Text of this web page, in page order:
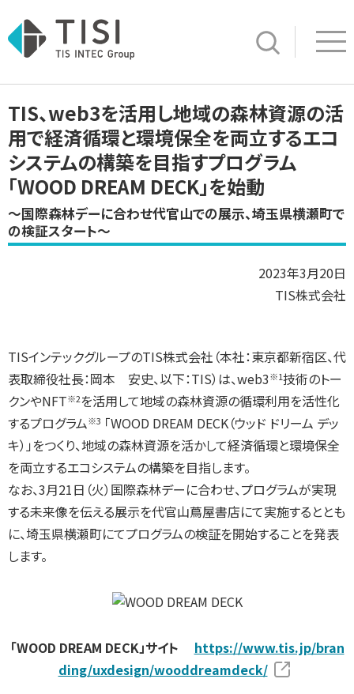
サイト内検索
TIS、web3を活用し地域の森林資源の活
用で経済循環と環境保全を両立するエコ
システムの構築を目指すプログラム
「WOOD DREAM DECK」を始動
～国際森林デーに合わせ代官山での展示、埼玉県横瀬町で
の検証スタート～
2023年3月20日
TIS株式会社
TISインテックグループのTIS株式会社（本社：東京都新宿区、代
表取締役社長：岡本 安史、以下：TIS）は、web3※1技術のトー
クンやNFT※2を活用して地域の森林資源の循環利用を活性化
するプログラム※3 「WOOD DREAM DECK（ウッド ドリーム デッ
キ）」をつくり、地域の森林資源を活かして経済循環と環境保全
を両立するエコシステムの構築を目指します。
なお、3月21日（火）国際森林デーに合わせ、プログラムが実現
する未来像を伝える展示を代官山蔦屋書店にて実施するととも
に、埼玉県横瀬町にてプログラムの検証を開始することを発表
します。
「WOOD DREAM DECK」サイト https://www.tis.jp/bran
ding/uxdesign/wooddreamdeck/